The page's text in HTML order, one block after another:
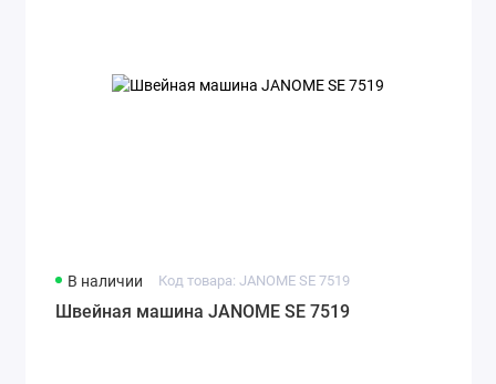
В наличии Код товара: JANOME SE 7519
Швейная машина JANOME SE 7519